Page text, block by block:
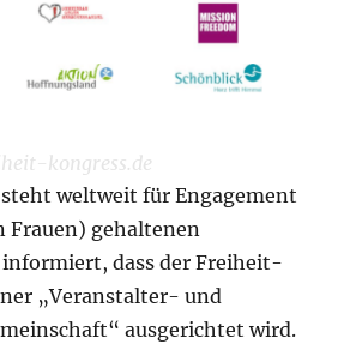
kongress.de
weltweit für Engagement
Frauen) gehaltenen
informiert, dass der Freiheit-
„Veranstalter- und
ausgerichtet wird.